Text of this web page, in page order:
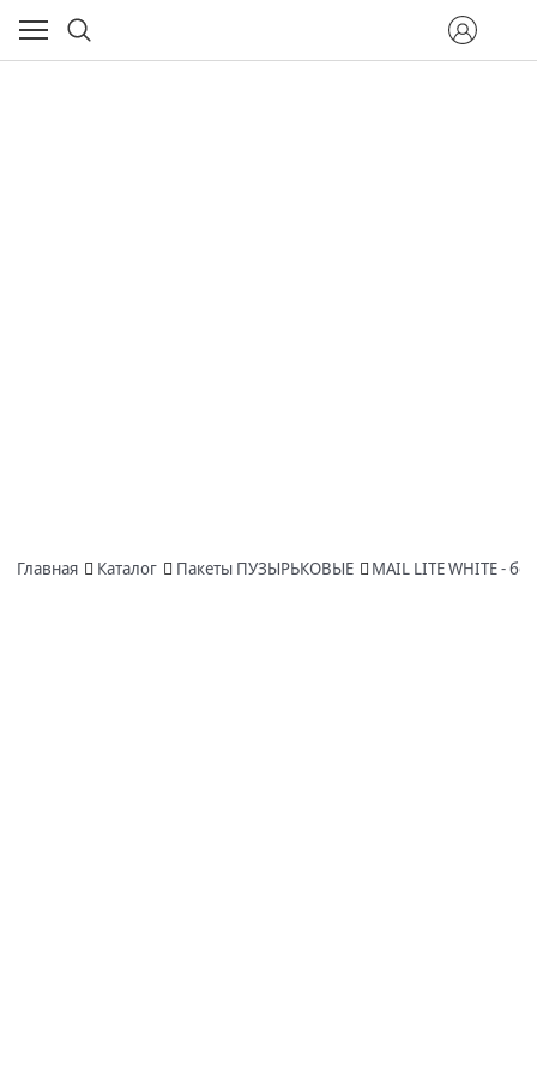
Главная Каталог Пакеты ПУЗЫРЬКОВЫЕ MAIL LITE WHITE -